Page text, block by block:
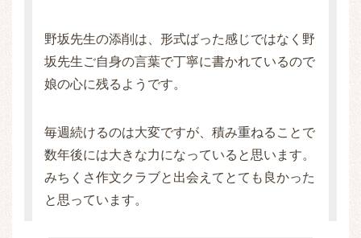
野坂先生の添削は、形式ばった感じではなく野
坂先生ご自身の言葉で丁寧に書かれているので
娘の心に残るようです。
毎週続けるのは大変ですが、積み重ねることで
数年後には大きな力になっていると思います。
みちくさ作文クラブと出会えてとても良かった
と思っています。